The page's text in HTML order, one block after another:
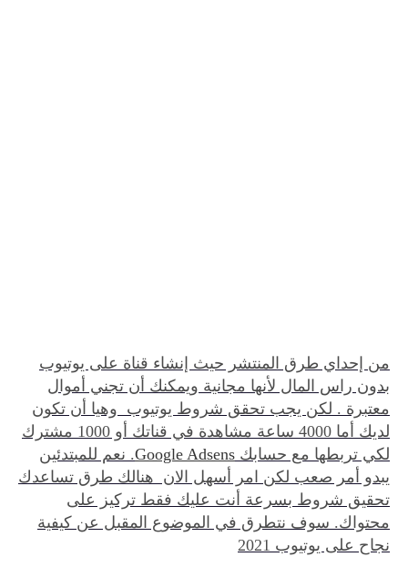
من إحداي طرق المنتشر حيث إنشاء قناة على يوتيوب
بدون راس المال لأنها مجانية ويمكنك أن تجني أموال
معتبرة . لكن يجب تحقق شروط يوتيوب وهيا أن تكون
لديك أما 4000 ساعة مشاهدة في قناتك أو 1000 مشترك
لكي تربطها مع حسابك Google Adsens. نعم للمبتدئين
يبدو أمر صعب لكن امر أسهل الان هنالك طرق تساعدك
تحقيق شروط بسرعة أنت عليك فقط تركيز على
محتواك. سوف نتطرق في الموضوع المقبل عن كيفية
نجاح على يوتيوب 2021